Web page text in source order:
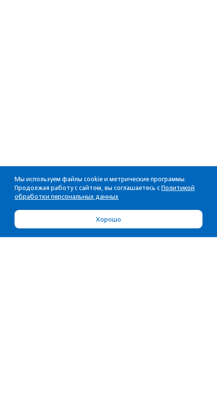
Мы используем файлы cookie и метрические программы.
Продолжая работу с сайтом, вы соглашаетесь с Политикой
обработки персональных данных
Хорошо